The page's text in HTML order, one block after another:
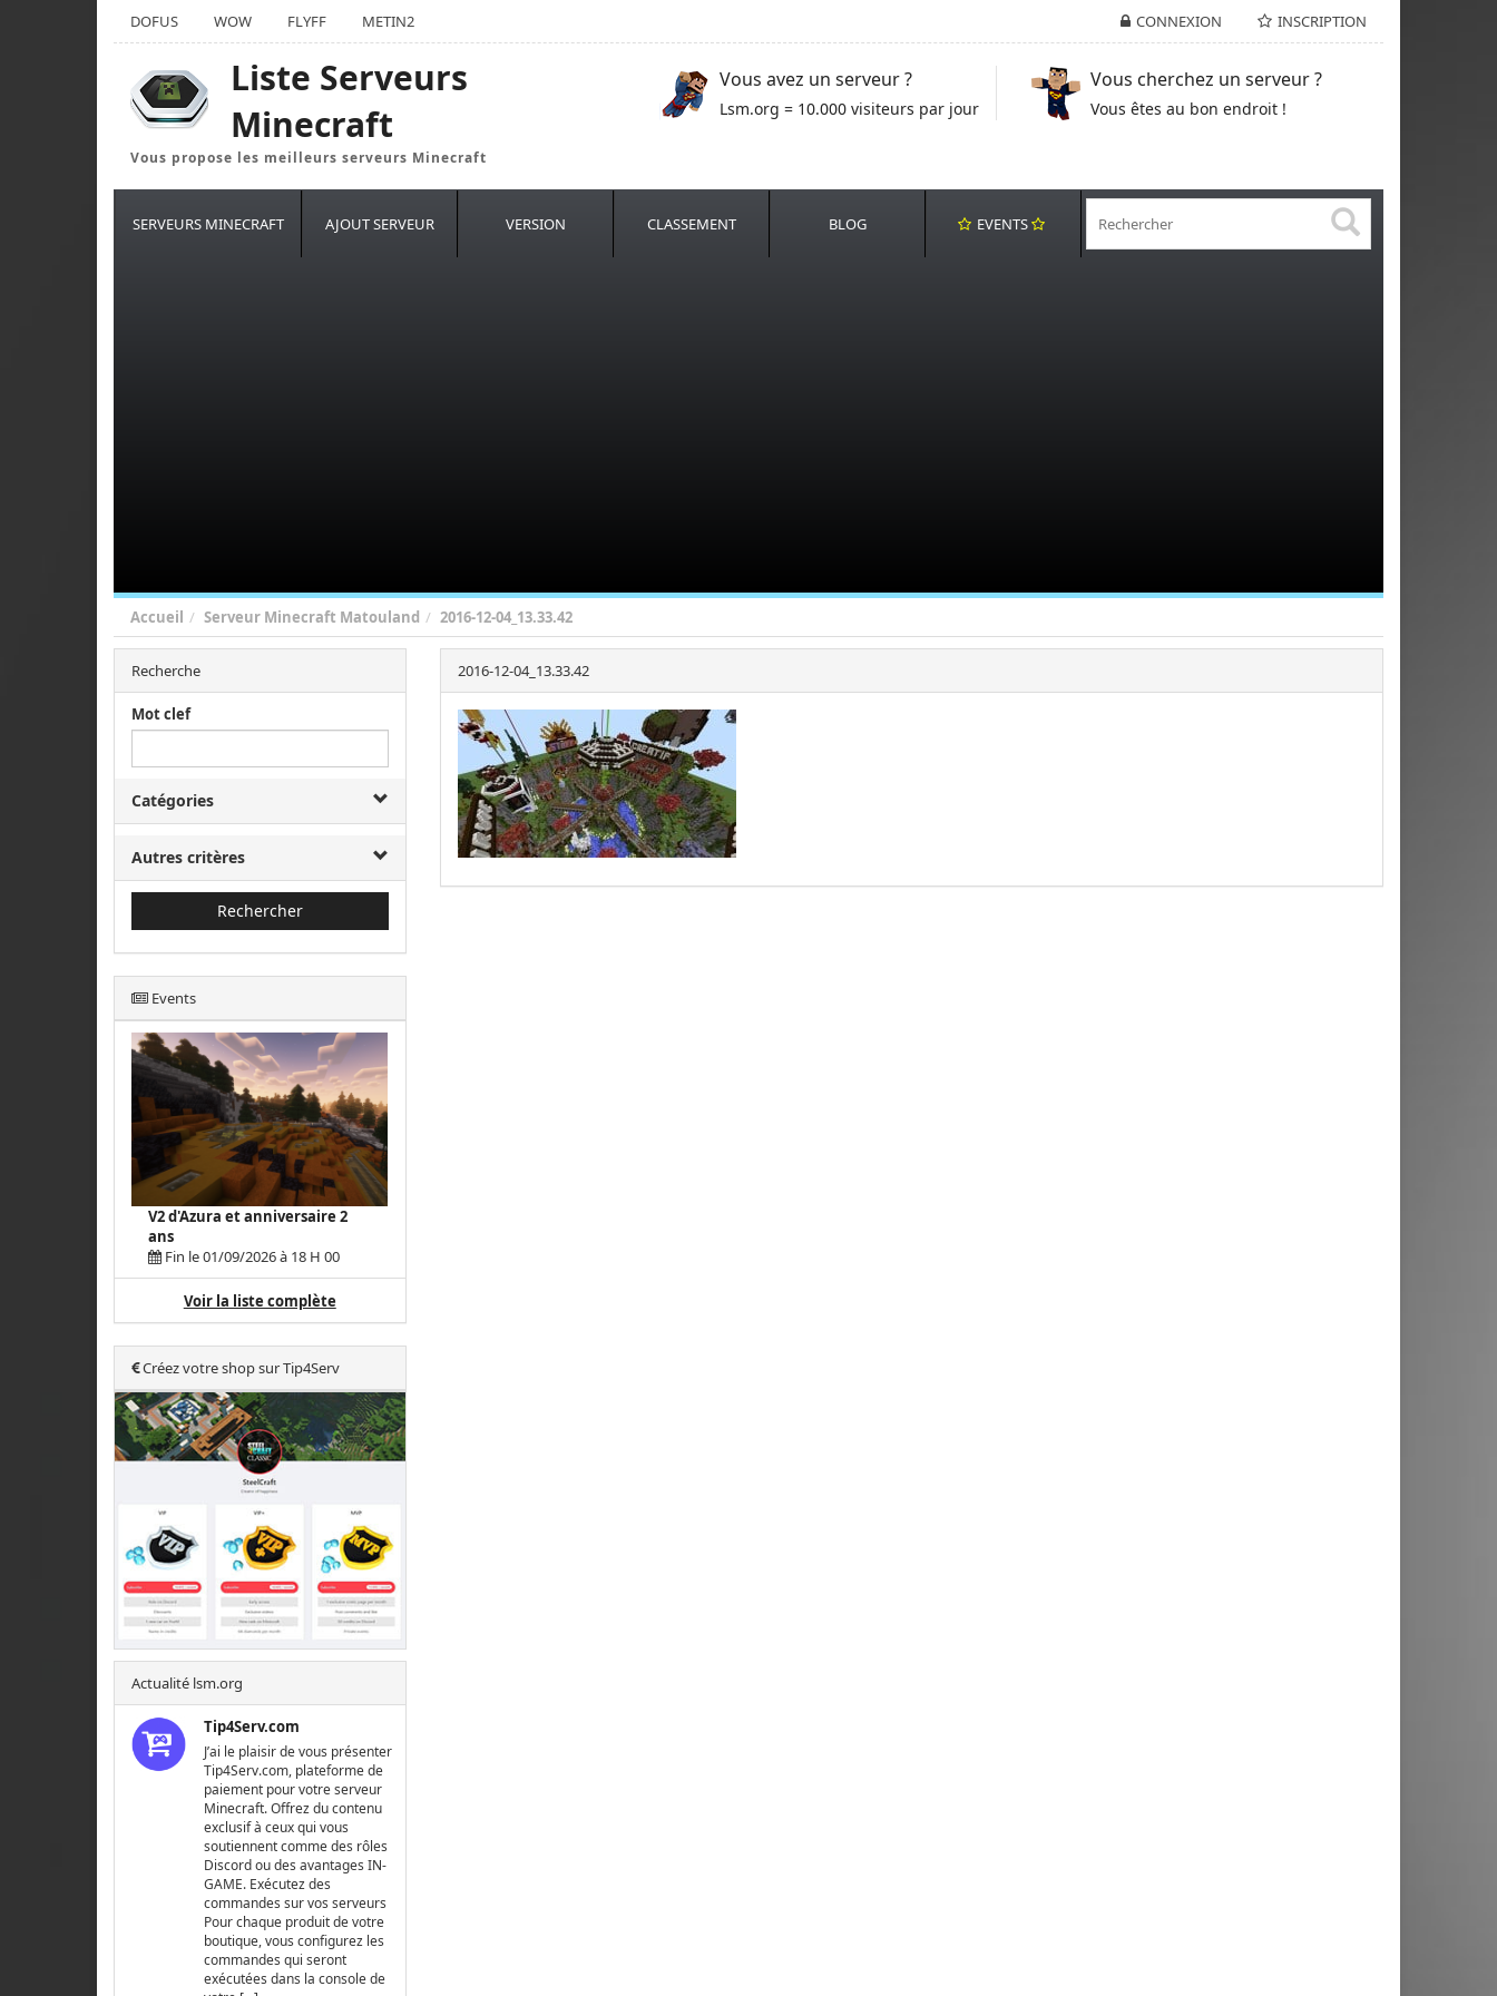
CONNEXION INSCRIPTION
DOFUS WOW FLYFF METIN2
Liste Serveurs
Minecraft
Vous propose les meilleurs serveurs Minecraft
Vous avez un serveur ?
Lsm.org = 10.000 visiteurs par jour
Vous cherchez un serveur ?
Vous êtes au bon endroit !
SERVEURS MINECRAFT AJOUT SERVEUR VERSION CLASSEMENT BLOG EVENTS
Accueil Serveur Minecraft Matouland 2016-12-04_13.33.42
Recherche
Mot clef
Catégories
Autres critères
Rechercher
Events
V2 d'Azura et anniversaire 2
ans
Fin le 01/09/2026 à 18 H 00
Voir la liste complète
Créez votre shop sur Tip4Serv
Actualité lsm.org
Tip4Serv.com
J’ai le plaisir de vous présenter
Tip4Serv.com, plateforme de
paiement pour votre serveur
Minecraft. Offrez du contenu
exclusif à ceux qui vous
soutiennent comme des rôles
Discord ou des avantages IN-
GAME. Exécutez des
commandes sur vos serveurs
Pour chaque produit de votre
boutique, vous configurez les
commandes qui seront
exécutées dans la console de
2016-12-04_13.33.42